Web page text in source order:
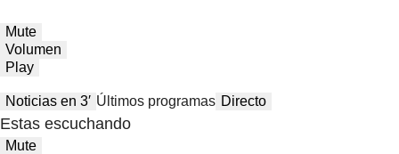
Mute
Volumen
Play
Noticias en 3′ Últimos programas Directo
Estas escuchando
Mute